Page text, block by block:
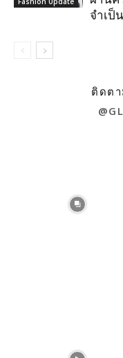
จำเป็
ติดตา